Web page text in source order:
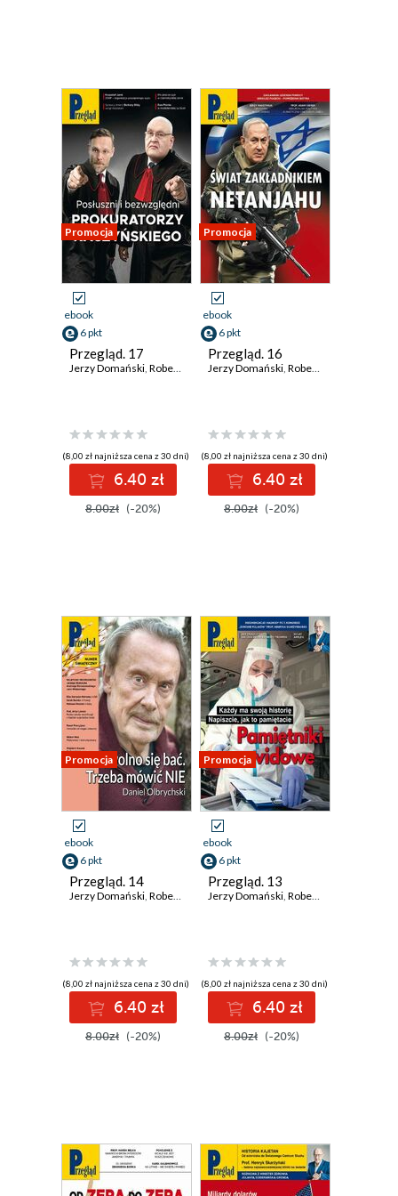
Promocja
ebook
6 pkt
Przegląd. 17
Jerzy Domański, Robert Walenciak ,Kornel Wawrzyniak
(8,00 zł najniższa cena z 30 dni)
6.40 zł
8.00zł (-20%)
Promocja
ebook
6 pkt
Przegląd. 16
Jerzy Domański, Robert Walenciak
(8,00 zł najniższa cena z 30 dni)
6.40 zł
8.00zł (-20%)
Promocja
ebook
6 pkt
Przegląd. 14
Jerzy Domański, Robert Walenciak ,Kornel Wawrzyniak
(8,00 zł najniższa cena z 30 dni)
6.40 zł
8.00zł (-20%)
Promocja
ebook
6 pkt
Przegląd. 13
Jerzy Domański, Robert Walenciak
(8,00 zł najniższa cena z 30 dni)
6.40 zł
8.00zł (-20%)